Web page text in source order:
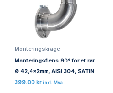
Monteringskrage
Monteringsflens 90° for et rør
Ø 42,4x2mm, AISI 304, SATIN
399.00 kr inkl. Mva